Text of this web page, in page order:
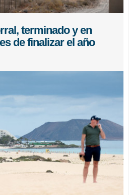
terminado y en
de finalizar el año